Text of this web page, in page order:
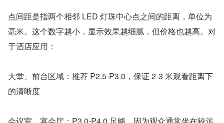
点间距是指两个相邻 LED 灯珠中心点之间的距离，单位为
毫米。这个数字越小，显示效果越细腻，但价格也越高。对
于酒店应用：
大堂、前台区域：推荐 P2.5-P3.0，保证 2-3 米观看距离下
的清晰度